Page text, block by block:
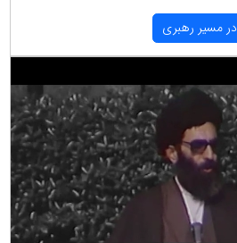
در مسیر رهبری